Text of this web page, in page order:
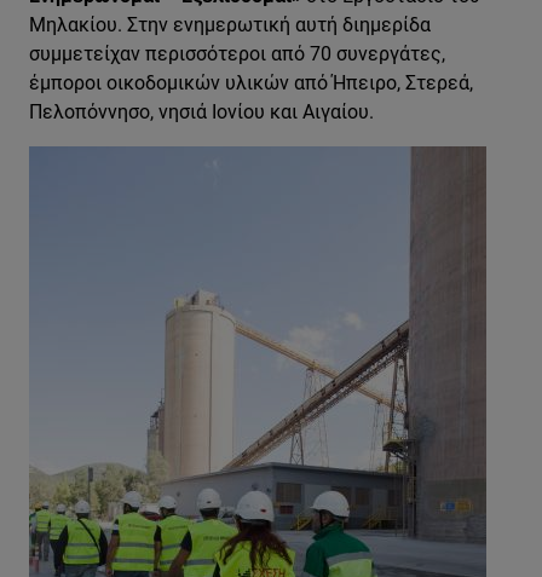
Μηλακίου. Στην ενημερωτική αυτή διημερίδα
συμμετείχαν περισσότεροι από 70 συνεργάτες,
έμποροι οικοδομικών υλικών από Ήπειρο, Στερεά,
Πελοπόννησο, νησιά Ιονίου και Αιγαίου.